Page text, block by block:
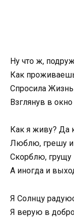
Ну что ж,
Как
Спросила
Взглянув в
Как я живу? Да
Люблю, грешу и
Скорблю, грущу
А иногда и
Я Солнцу
Я верую в